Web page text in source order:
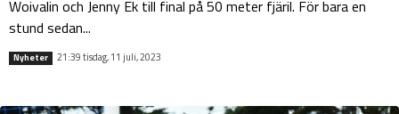
Woivalin och Jenny Ek till final på 50 meter fjäril. För bara en
stund sedan...
Nyheter 21:39 tisdag, 11 juli, 2023